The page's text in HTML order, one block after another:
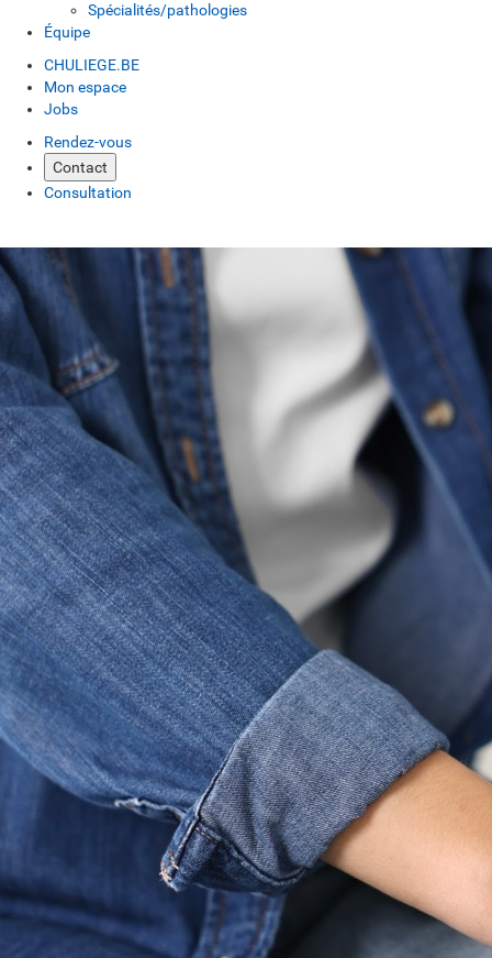
Spécialités/pathologies
Équipe
CHULIEGE.BE
Mon espace
Jobs
Rendez-vous
Contact
Consultation